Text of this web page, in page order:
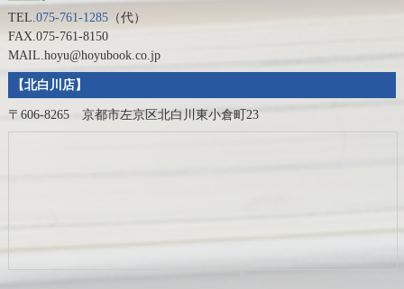
TEL.075-761-1285（代）
FAX.075-761-8150
MAIL.hoyu@hoyubook.co.jp
【北白川店】
〒606-8265 京都市左京区北白川東小倉町23